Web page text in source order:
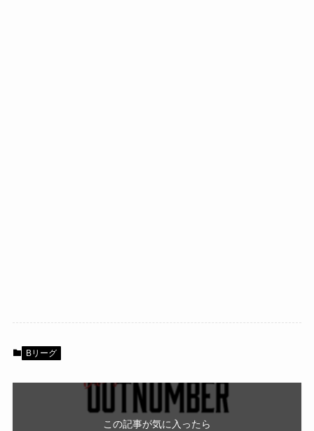
Bリーグ
この記事が気に入ったら